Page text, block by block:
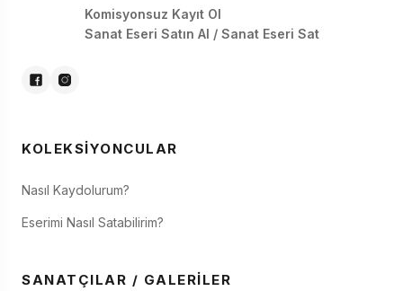
Komisyonsuz Kayıt Ol
Sanat Eseri Satın Al / Sanat Eseri Sat
KOLEKSIYONCULAR
Nasıl Kaydolurum?
Eserimi Nasıl Satabilirim?
SANATÇILAR / GALERILER